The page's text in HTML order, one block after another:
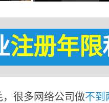
注册年限
，很多网络公司做不到